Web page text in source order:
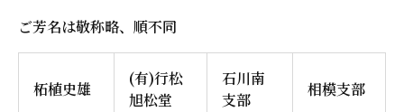
ご芳名は敬称略、順不同
柘植史雄
(有)行松
旭松堂
石川南
支部
相模支部